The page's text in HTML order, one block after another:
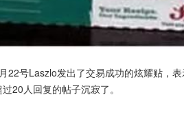
22号Laszlo发出了交易成功的炫耀贴，
20人回复的帖子沉寂了。